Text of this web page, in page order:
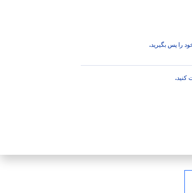
را پس بگیرید.
کنید.
شما را در تمام طول روز با رایحۀ جذاب و